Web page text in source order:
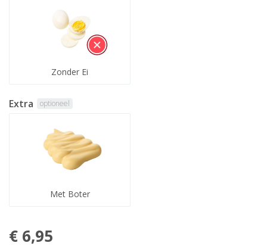
Zonder Ei
Extra optioneel
Met Boter
€ 6,95